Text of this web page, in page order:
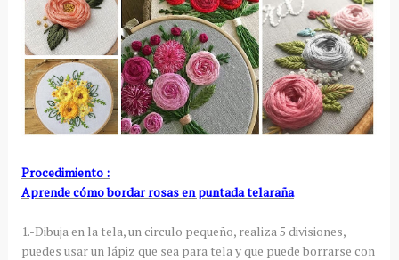
Procedimiento :
Aprende cómo bordar rosas en puntada telaraña
1.-Dibuja en la tela, un circulo pequeño, realiza 5 divisiones,
puedes usar un lápiz que sea para tela y que puede borrarse con